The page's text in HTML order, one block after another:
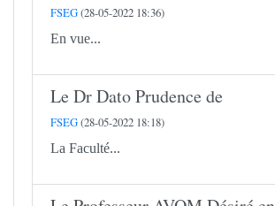
FSEG(28-05-2022 18:36)
En vue...
Le Dr Dato Prudence de
FSEG(28-05-2022 18:18)
La Faculté...